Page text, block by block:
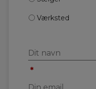
Værksted
*